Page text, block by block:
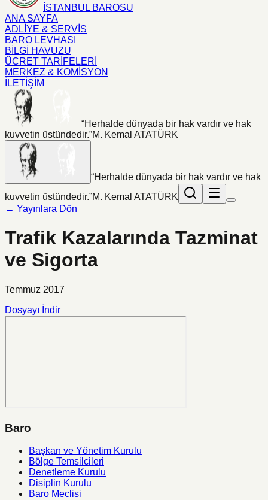
İSTANBUL BAROSU
ANA SAYFA
ADLİYE & SERVİS
BARO LEVHASI
BİLGİ HAVUZU
ÜCRET TARİFELERİ
MERKEZ & KOMİSYON
İLETİŞİM
“Herhalde dünyada bir hak vardır ve hak
kuvvetin üstündedir.”M. Kemal ATATÜRK
“Herhalde dünyada bir hak vardır ve hak
kuvvetin üstündedir.”M. Kemal ATATÜRK
← Yayınlara Dön
Trafik Kazalarında Tazminat
ve Sigorta
Temmuz 2017
Dosyayı İndir
Baro
Başkan ve Yönetim Kurulu
Bölge Temsilcileri
Denetleme Kurulu
Disiplin Kurulu
Baro Meclisi